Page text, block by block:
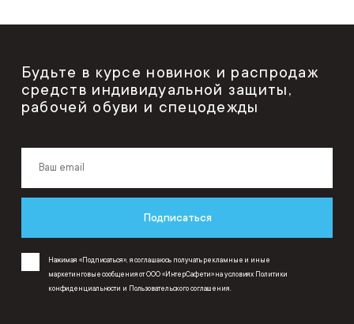
Будьте в курсе новинок и распродаж
средств индивидуальной защиты,
рабочей обуви и спецодежды
Подписаться
Нажимая «Подписаться», я соглашаюсь получать рекламные и иные
маркетинговые сообщения от ООО «ИнтерСафети» на условиях Политики
конфиденциальности и Пользовательского соглашения.